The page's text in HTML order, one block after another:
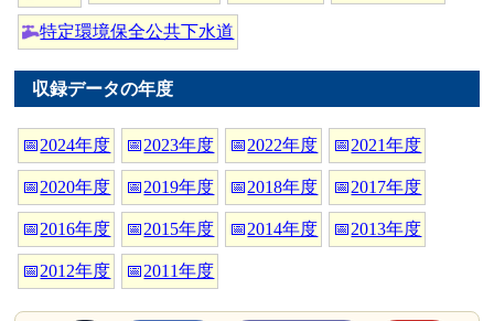
特定環境保全公共下水道
収録データの年度
📅2024年度 📅2023年度 📅2022年度 📅2021年度
📅2020年度 📅2019年度 📅2018年度 📅2017年度
📅2016年度 📅2015年度 📅2014年度 📅2013年度
📅2012年度 📅2011年度